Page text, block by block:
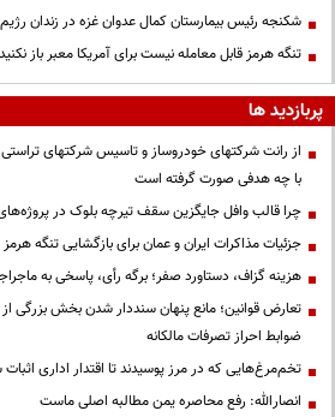
شکنجه رئیس بیمارستان کمال عدوان غزه در زندان
تنگه هرمز قابل معامله نیست برای آمریکا معبر باز نکنید
پربازدید ها
از رانت‌ شرکتهای خودروساز و تاسیس شرکتهای تراستی
با چه هدفی صورت گرفته است
چرا قالب وافل جایگزین سقف تیرچه بلوک در
جزئیات مذاکرات ایران و عمان برای بازگشایی تنگه هرمز
هزینه گزاف، دستاورد صفر؛ برگه رأی، پاسخی به
تعارض قوانین؛ مانع پنهان سنددار شدن بخش بزرگی
ضوابط احراز تصرفات مالکانه
تخم‌مرغ‌هایی که در مرز پوسیدند تا اقتدار اداری
انصارالله: رفع محاصره یمن مطالبه اصلی ماست